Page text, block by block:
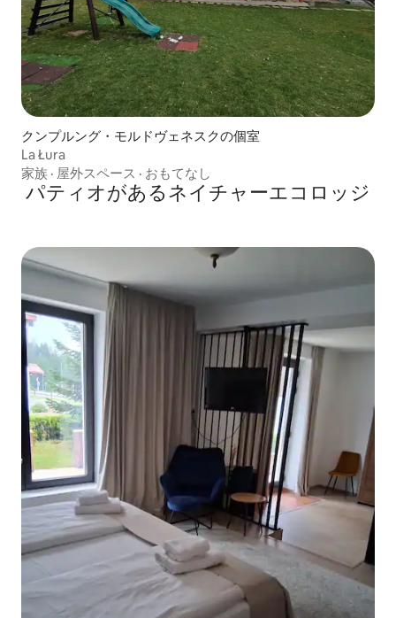
クンプルング・モルドヴェネスクの個室
La Łura
家族 · 屋外スペース · おもてなし
パティオがあるネイチャーエコロッジ